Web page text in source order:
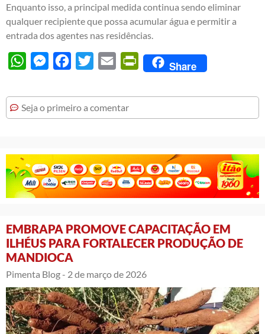
Enquanto isso, a principal medida continua sendo eliminar
qualquer recipiente que possa acumular água e permitir a
entrada dos agentes nas residências.
WhatsAppMessengerFacebook
Twitter Email PrintFriendly
Share
Seja o primeiro a comentar
EMBRAPA PROMOVE CAPACITAÇÃO EM
ILHÉUS PARA FORTALECER PRODUÇÃO DE
MANDIOCA
Pimenta Blog - 2 de março de 2026